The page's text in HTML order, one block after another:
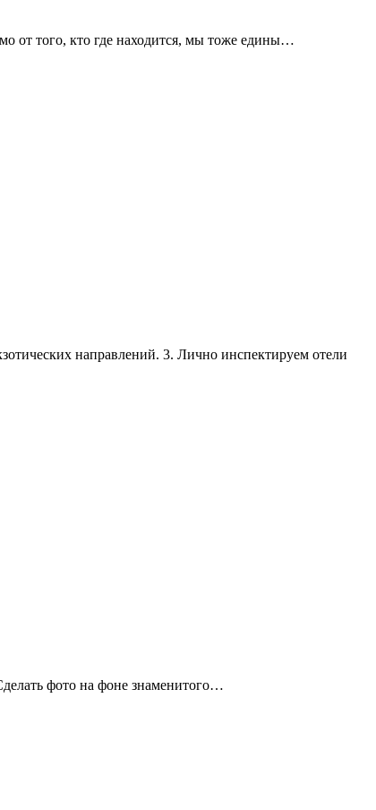
от того, кто где находится, мы тоже едины…
направлений. 3. Лично инспектируем отели
фото на фоне знаменитого…